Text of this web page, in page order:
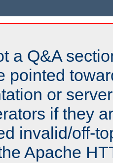
a Q&A
pointed
or
if they
invalid/off-
Apache